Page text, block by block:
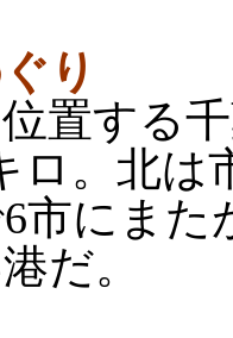
り
置する
ロ。北は
市にまた
だ。